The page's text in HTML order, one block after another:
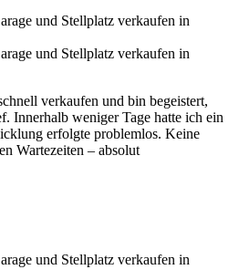
verkaufen und bin begeistert,
Innerhalb weniger Tage hatte ich ein
erfolgte problemlos. Keine
Wartezeiten – absolut